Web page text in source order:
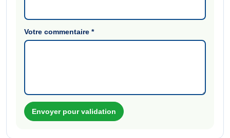
Votre commentaire*
Envoyer pour validation